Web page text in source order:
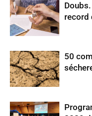
record
50